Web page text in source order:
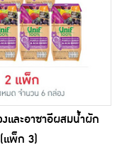
และอาซาอีผสมน้ำผัก
แพ็ก 3)